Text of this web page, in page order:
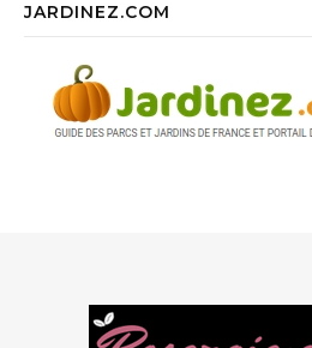
JARDINEZ.COM